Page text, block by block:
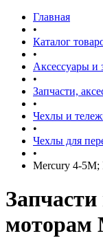
Главная
•
Каталог
•
Аксессуары и
•
Запчасти,
•
Чехлы и
•
Чехлы для
•
Mercury 4-5M;
моторам